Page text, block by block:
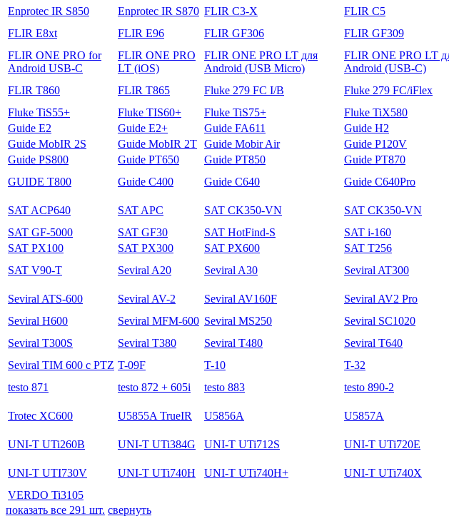
Enprotec IR S850
Enprotec IR S870 FLIR C3-X FLIR C5
FLIR E8xt
FLIR E96 FLIR GF306 FLIR GF309
FLIR ONE PRO for
Android USB-C
FLIR ONE PRO
LT (iOS)
FLIR ONE PRO LT для
Android (USB Micro)
FLIR ONE PRO LT
Android (USB-C)
FLIR T860 FLIR T865 Fluke 279 FC I/B Fluke 279 FC/iFlex
Fluke TiS55+
Fluke TIS60+ Fluke TiS75+ Fluke TiX580
Guide E2
Guide E2+ Guide FA611 Guide H2
Guide MobIR 2S
Guide MobIR 2T Guide Mobir Air Guide P120V
Guide PS800
Guide PT650 Guide PT850 Guide PT870
GUIDE T800
Guide С400 Guide С640 Guide С640Pro
SAT ACP640 SAT APC SAT CK350-VN SAT CK350-VN
SAT GF-5000
SAT GF30 SAT HotFind-S SAT i-160
SAT PX100
SAT PX300 SAT PX600 SAT T256
SAT V90-T
Seviral A20 Seviral A30 Seviral AT300
Seviral ATS-600 Seviral AV-2 Seviral AV160F Seviral AV2 Pro
Seviral H600
Seviral MFM-600 Seviral MS250 Seviral SC1020
Seviral T300S
Seviral T380 Seviral T480 Seviral T640
Seviral TIM 600 с PTZ T-09F T-10 T-32
testo 871
testo 872 + 605i testo 883 testo 890-2
Trotec XC600 U5855A TrueIR U5856A U5857A
UNI-T UTi260B UNI-T UTi384G UNI-T UTi712S UNI-T UTi720E
UNI-T UTI730V UNI-T UTi740H UNI-T UTi740H+ UNI-T UTi740X
VERDO Ti3105
показать все 291 шт. свернуть